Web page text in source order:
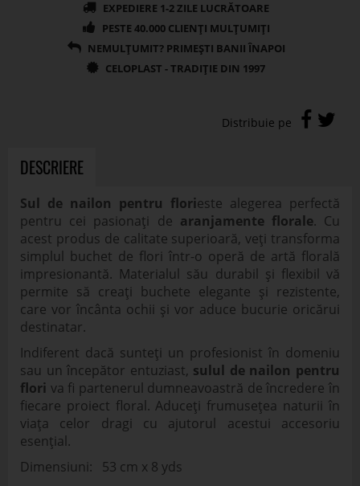
DESCRIERE
Sul de nailon pentru florieste alegerea perfectă
pentru cei pasionați de aranjamente florale. Cu
acest produs de calitate superioară, veți transforma
simplul buchet de flori într-o operă de artă florală
impresionantă. Materialul său durabil și flexibil vă
permite să creați buchete elegante și rezistente,
care vor încânta ochii și vor aduce bucurie oricărui
destinatar.
Indiferent dacă sunteți un profesionist în domeniu
sau un începător entuziast, sulul de nailon pentru
flori va fi partenerul dumneavoastră de încredere în
fiecare proiect floral. Aduceți frumusețea naturii în
viața celor dragi cu ajutorul acestui accesoriu
esențial.
Dimensiuni: 53 cm x 8 yds